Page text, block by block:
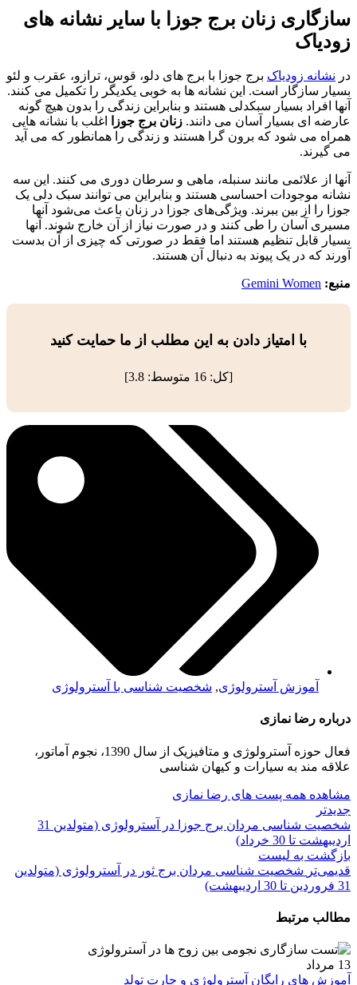
سازگاری زنان برج جوزا با سایر نشانه های
زودیاک
در نشانه زودیاک برج جوزا با برج های دلو، قوس، ترازو، عقرب و لئو
بسیار سازگار است. این نشانه ها به خوبی یکدیگر را تکمیل می کنند.
آنها افراد بسیار سبکدلی هستند و بنابراین زندگی را بدون هیچ گونه
عارضه ای بسیار آسان می دانند. زنان برج جوزا
اغلب با نشانه هایی
همراه می شود که برون گرا هستند و زندگی را همانطور که می آید
می گیرند.
آنها از علائمی مانند سنبله، ماهی و سرطان دوری می کنند. این سه
نشانه موجودات احساسی هستند و بنابراین می توانند سبک دلی یک
جوزا را از بین ببرند. ویژگی‌های جوزا در زنان باعث می‌شود آنها
مسیری آسان را طی کنند و در صورت نیاز از آن خارج شوند. آنها
بسیار قابل تنظیم هستند اما فقط در صورتی که چیزی از آن بدست
آورند که در یک پیوند به دنبال آن هستند.
منبع: Gemini Women
با امتیاز دادن به این مطلب از ما حمایت کنید
[کل: 16 متوسط: 3.8
]
آموزش آسترولوژی, شخصیت شناسی با آسترولوژی
درباره رضا نمازی
فعال حوزه آسترولوژی و متافیزیک از سال 1390، نجوم آماتور،
علاقه مند به سیارات و کیهان شناسی
مشاهده همه پست های رضا نمازی
جدیدتر
شخصیت شناسی مردان برج جوزا در آسترولوژی (متولدین 31
اردیبهشت تا 30 خرداد)
بازگشت بە لیست
قدیمی‌تر شخصیت شناسی مردان برج ثور در آسترولوژی (متولدین
31 فروردین تا 30 اردیبهشت)
مطالب مرتبط
13 مرداد
آموزش های رایگان آسترولوژی و چارت تولد